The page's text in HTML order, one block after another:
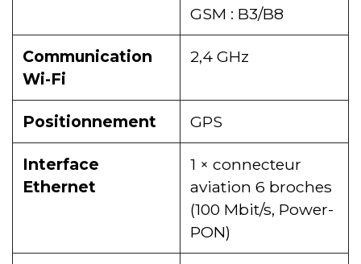
GSM : B3/B8
Communication
Wi-Fi
2,4 GHz
Positionnement GPS
Interface
Ethernet
1 × connecteur
aviation 6 broches
(100 Mbit/s, Power-
PON)